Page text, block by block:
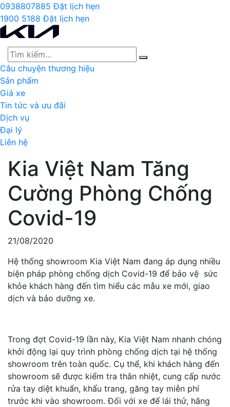
0938807885 Đặt lịch hẹn
1900 5188 Đặt lịch hẹn
Câu chuyện thương hiệu
Sản phẩm
Giá xe
Tin tức và ưu đãi
Dịch vụ
Đại lý
Liên hệ
Kia Việt Nam Tăng
Cường Phòng Chống
Covid-19
21/08/2020
Hệ thống showroom Kia Việt Nam đang áp dụng nhiều
biện pháp phòng chống dịch Covid-19 để bảo vệ sức
khỏe khách hàng đến tìm hiểu các mẫu xe mới, giao
dịch và bảo dưỡng xe.
Trong đợt Covid-19 lần này, Kia Việt Nam nhanh chóng
khởi động lại quy trình phòng chống dịch tại hệ thống
showroom trên toàn quốc. Cụ thể, khi khách hàng đến
showroom sẽ được kiểm tra thân nhiệt, cung cấp nước
rửa tay diệt khuẩn, khẩu trang, găng tay miễn phí
trước khi vào showroom. Đối với xe để lái thử, hãng